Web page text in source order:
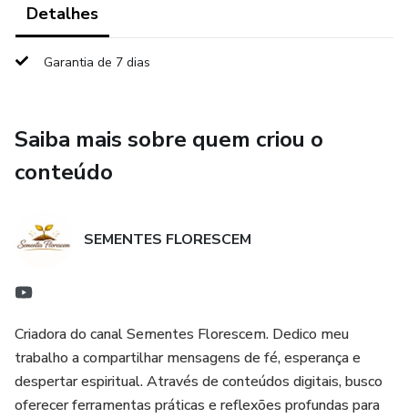
Detalhes
Garantia de 7 dias
Saiba mais sobre quem criou o
conteúdo
SEMENTES FLORESCEM
Criadora do canal Sementes Florescem. Dedico meu
trabalho a compartilhar mensagens de fé, esperança e
despertar espiritual. Através de conteúdos digitais, busco
oferecer ferramentas práticas e reflexões profundas para